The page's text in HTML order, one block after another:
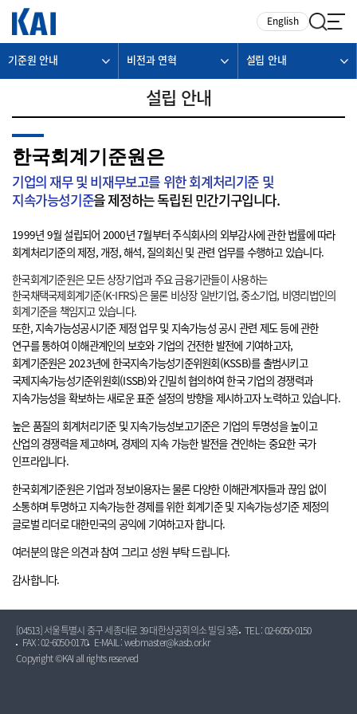
English
기준원 안내 비전과 연혁 설립 안내
설립 안내
한국회계기준원은
기업의 재무 및 비재무보고를 위한 회계처리기준 및
지속가능성기준을 제정하는 독립된 민간기구입니다.
1999년 9월 설립되어 2000년 7월부터 주식회사의 외부감사에 관한 법률에 따라
회계처리기준의 제정, 개정, 해석, 질의회신 및 관련 업무를 수행하고 있습니다.
한국회계기준원은 모든 상장기업과 주요 금융기관들이 사용하는
한국채택국제회계기준(K-IFRS)은 물론 비상장 일반기업, 중소기업, 비영리법인의
회계기준을 책임지고 있습니다.
또한, 지속가능성공시기준 제정 업무 및 지속가능성 공시 관련 제도 등에 관한
연구를 통하여 이해관계인의 보호와 기업의 건전한 발전에 기여하고자,
회계기준원은 2023년에 한국지속가능성기준위원회(KSSB)를 출범시키고
국제지속가능성기준위원회(ISSB)와 긴밀히 협의하여 한국 기업의 경쟁력과
지속가능성을 확보하는 새로운 표준 설정의 방향을 제시하고자 노력하고 있습니다.
높은 품질의 회계처리기준 및 지속가능성보고기준은 기업의 투명성을 높이고
산업의 경쟁력을 제고하며, 경제의 지속 가능한 발전을 견인하는 중요한 국가
인프라입니다.
한국회계기준원은 기업과 정보이용자는 물론 다양한 이해관계자들과 끊임 없이
소통하며 투명하고 지속가능한 경제를 위한 회계기준 및 지속가능성기준 제정의
글로벌 리더로 대한민국의 공익에 기여하고자 합니다.
여러분의 많은 의견과 참여 그리고 성원 부탁 드립니다.
감사합니다.
[04513] 서울특별시 중구 세종대로 39 대한상공회의소 빌딩 3층 TEL : 02-6050-0150
FAX : 02-6050-0170
E-MAIL : webmaster@kasb.or.kr
Copyright ©KAI all rights reserved